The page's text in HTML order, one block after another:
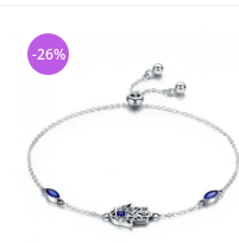
-26%